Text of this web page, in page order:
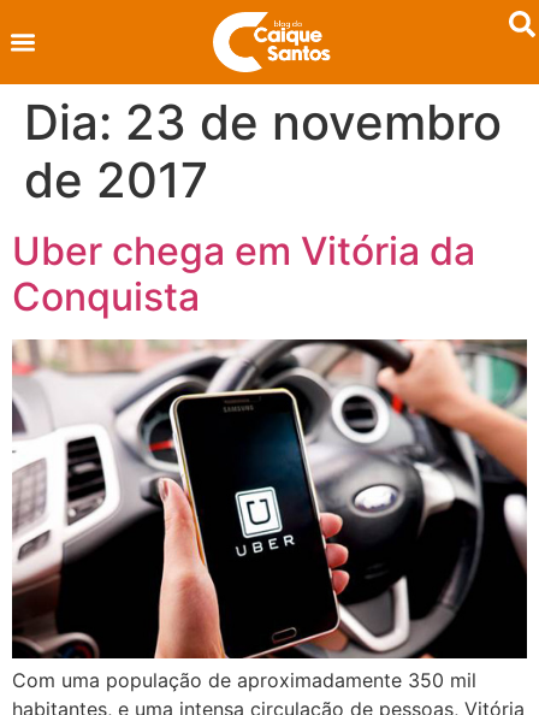
Dia: 23 de novembro
de 2017
Uber chega em Vitória da
Conquista
Com uma população de aproximadamente 350 mil
habitantes, e uma intensa circulação de pessoas, Vitória